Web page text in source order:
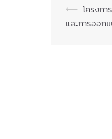
Post
⟵ โครงก
และการออก